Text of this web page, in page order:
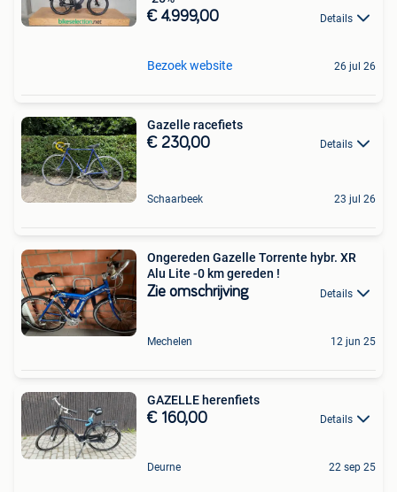
€ 4.999,00 Details
Bezoek website 26 jul 26
Gazelle racefiets
€ 230,00 Details
Schaarbeek 23 jul 26
Ongereden Gazelle Torrente hybr. XR
Alu Lite -0 km gereden !
Zie omschrijving Details
Mechelen 12 jun 25
GAZELLE herenfiets
€ 160,00 Details
Deurne 22 sep 25